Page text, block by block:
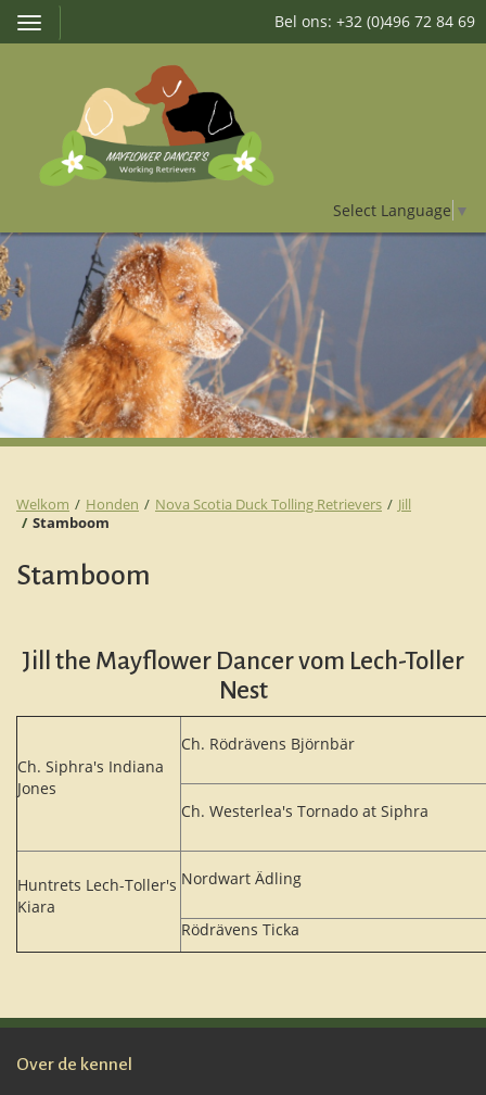
Toggle
navigation
Bel ons: +32 (0)496 72 84 69
Select Language ▼
Welkom Honden Nova Scotia Duck Tolling Retrievers
Jill
Stamboom
Stamboom
Jill the Mayflower Dancer vom Lech-Toller
Nest
Ch. Siphra's Indiana
Jones
Ch. Rödrävens Björnbär
Ch. Westerlea's Tornado at Siphra
Huntrets Lech-Toller's
Kiara
Nordwart Ädling
Rödrävens Ticka
Over de kennel